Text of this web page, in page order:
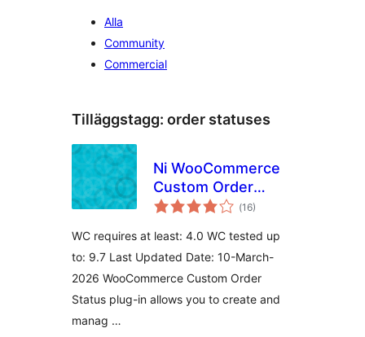
Alla
Community
Commercial
Tilläggstagg: order statuses
Ni WooCommerce
Custom Order
Status
(Totalt
antal
16)
WC requires at least: 4.0 WC tested up
to: 9.7 Last Updated Date: 10-March-
2026 WooCommerce Custom Order
Status plug-in allows you to create and
manag …